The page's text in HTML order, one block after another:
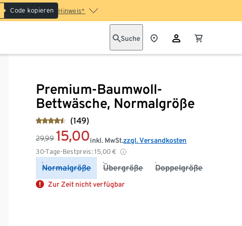
Code kopieren Hinweis*
Suche
Premium-Baumwoll-
Bettwäsche, Normalgröße
(149)
29,99 15,00
30-Tage-Bestpreis: 15,00 €
inkl. MwSt.zzgl. Versandkosten
Normalgröße Übergröße Doppelgröße
Zur Zeit nicht verfügbar